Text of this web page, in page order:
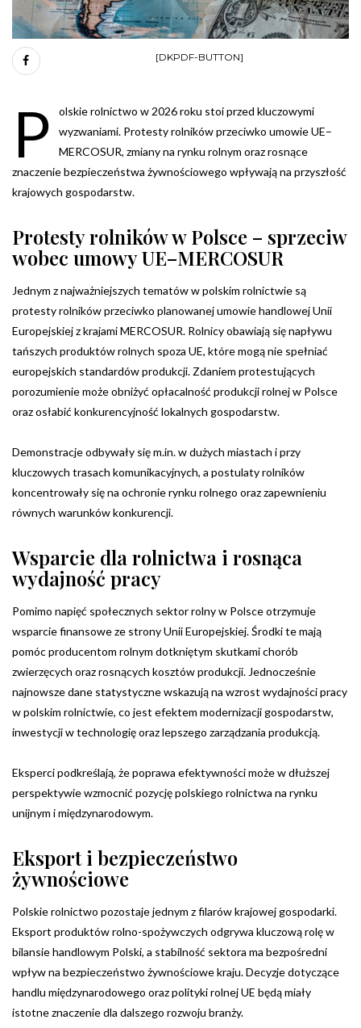
[DKPDF-BUTTON]
P
olskie rolnictwo w 2026 roku stoi przed kluczowymi
wyzwaniami. Protesty rolników przeciwko umowie UE–
MERCOSUR, zmiany na rynku rolnym oraz rosnące
znaczenie bezpieczeństwa żywnościowego wpływają na przyszłość
krajowych gospodarstw.
Protesty rolników w Polsce – sprzeciw
wobec umowy UE–MERCOSUR
Jednym z najważniejszych tematów w polskim rolnictwie są
protesty rolników przeciwko planowanej umowie handlowej Unii
Europejskiej z krajami MERCOSUR. Rolnicy obawiają się napływu
tańszych produktów rolnych spoza UE, które mogą nie spełniać
europejskich standardów produkcji. Zdaniem protestujących
porozumienie może obniżyć opłacalność produkcji rolnej w Polsce
oraz osłabić konkurencyjność lokalnych gospodarstw.
Demonstracje odbywały się m.in. w dużych miastach i przy
kluczowych trasach komunikacyjnych, a postulaty rolników
koncentrowały się na ochronie rynku rolnego oraz zapewnieniu
równych warunków konkurencji.
Wsparcie dla rolnictwa i rosnąca
wydajność pracy
Pomimo napięć społecznych sektor rolny w Polsce otrzymuje
wsparcie finansowe ze strony Unii Europejskiej. Środki te mają
pomóc producentom rolnym dotkniętym skutkami chorób
zwierzęcych oraz rosnących kosztów produkcji. Jednocześnie
najnowsze dane statystyczne wskazują na wzrost wydajności pracy
w polskim rolnictwie, co jest efektem modernizacji gospodarstw,
inwestycji w technologię oraz lepszego zarządzania produkcją.
Eksperci podkreślają, że poprawa efektywności może w dłuższej
perspektywie wzmocnić pozycję polskiego rolnictwa na rynku
unijnym i międzynarodowym.
Eksport i bezpieczeństwo
żywnościowe
Polskie rolnictwo pozostaje jednym z filarów krajowej gospodarki.
Eksport produktów rolno-spożywczych odgrywa kluczową rolę w
bilansie handlowym Polski, a stabilność sektora ma bezpośredni
wpływ na bezpieczeństwo żywnościowe kraju. Decyzje dotyczące
handlu międzynarodowego oraz polityki rolnej UE będą miały
istotne znaczenie dla dalszego rozwoju branży.